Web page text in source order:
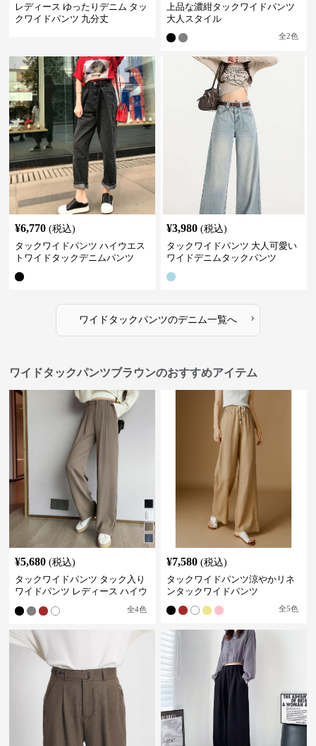
レディース ゆったりデニム タッ
クワイドパンツ 九分丈
上品な濃紺タックワイドパンツ
大人スタイル
全2色
¥6,770 (税込)
タックワイドパンツ ハイウエス
トワイドタックデニムパンツ
¥3,980 (税込)
タックワイドパンツ 大人可愛い
ワイドデニムタックパンツ
ワイドタックパンツのデニム一覧へ ›
ワイドタックパンツブラウンのおすすめアイテム
¥5,680 (税込)
タックワイドパンツ タック入り
ワイドパンツ レディース ハイウ
全4色
¥7,580 (税込)
タックワイドパンツ涼やかリネ
ンタックワイドパンツ
全5色